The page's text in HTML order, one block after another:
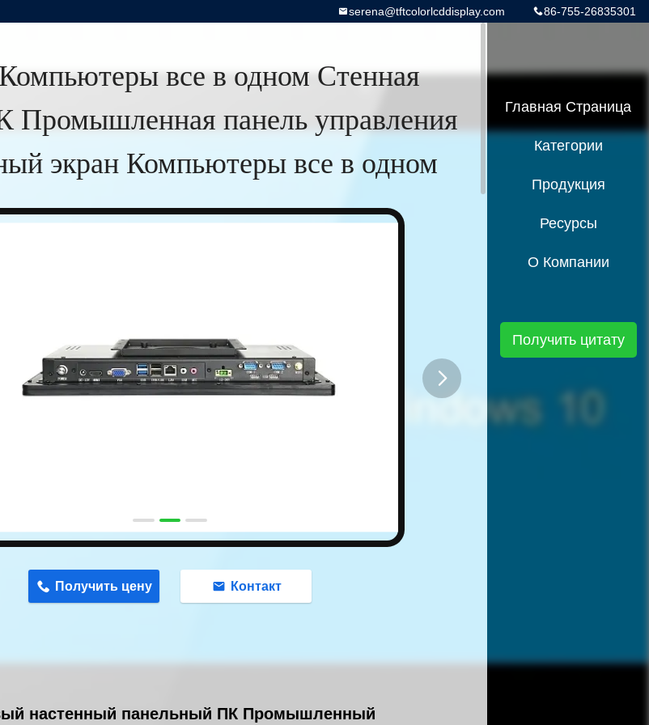
86-755-26835301
serena@tftcolorlcddisplay.com
все в одном Стенная
Промышленная панель управления
экран Компьютеры все в одном
Получить цену Контакт
настенный панельный ПК Промышленный
Главная Страница
Категории
Продукция
Ресурсы
О Компании
Получить цитату